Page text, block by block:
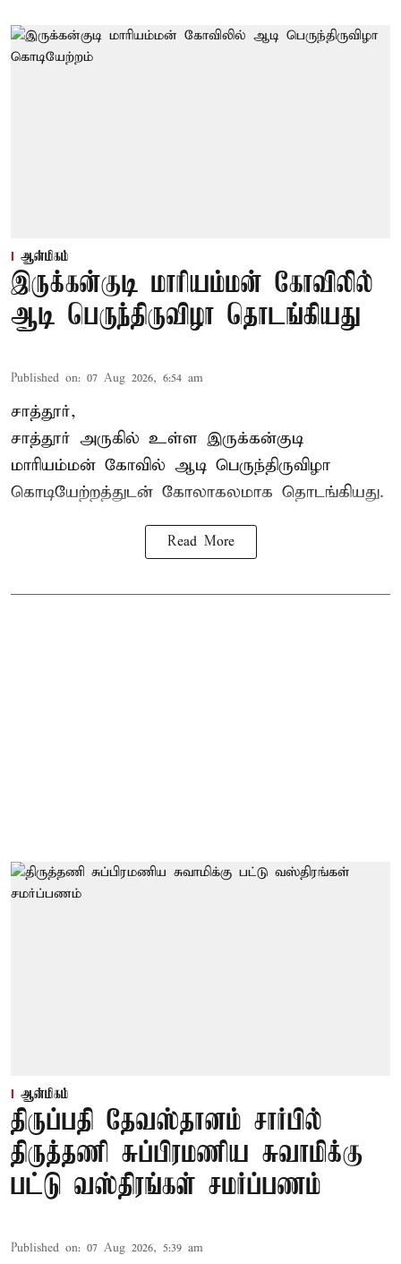
ஆன்மிகம்
இருக்கன்குடி மாரியம்மன் கோவிலில்
ஆடி பெருந்திருவிழா தொடங்கியது
Published on: 07 Aug 2026, 6:54 am
சாத்தூர்,
சாத்தூர் அருகில் உள்ள இருக்கன்குடி
மாரியம்மன் கோவில் ஆடி பெருந்திருவிழா
கொடியேற்றத்துடன் கோலாகலமாக தொடங்கியது.
Read More
ஆன்மிகம்
திருப்பதி தேவஸ்தானம் சார்பில்
திருத்தணி சுப்பிரமணிய சுவாமிக்கு
பட்டு வஸ்திரங்கள் சமர்ப்பணம்
Published on: 07 Aug 2026, 5:39 am